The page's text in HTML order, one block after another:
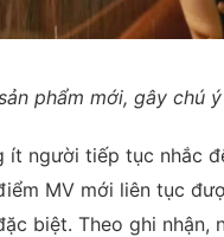
phẩm mới, gây chú
ít người tiếp tục nhắc
MV mới liên tục
biệt. Theo ghi nhận,